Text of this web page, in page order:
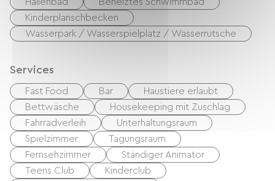
Kinderplanschbecken
Wasserpark / Wasserspielplatz / Wasserrutsche
Services
Fast Food Bar
Haustiere erlaubt
Bettwäsche
Housekeeping mit Zuschlag
Fahrradverleih
Unterhaltungsraum
Spielzimmer
Tagungsraum
Fernsehzimmer
Ständiger Animator
Teens Club
Kinderclub